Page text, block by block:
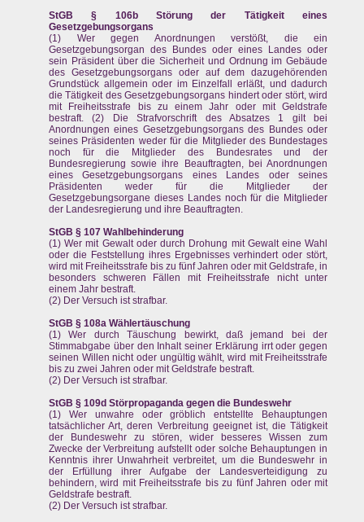
StGB § 106b Störung der Tätigkeit eines
Gesetzgebungsorgans
(1) Wer gegen Anordnungen verstößt, die ein
Gesetzgebungsorgan des Bundes oder eines Landes oder
sein Präsident über die Sicherheit und Ordnung im Gebäude
des Gesetzgebungsorgans oder auf dem dazugehörenden
Grundstück allgemein oder im Einzelfall erläßt, und dadurch
die Tätigkeit des Gesetzgebungsorgans hindert oder stört, wird
mit Freiheitsstrafe bis zu einem Jahr oder mit Geldstrafe
bestraft. (2) Die Strafvorschrift des Absatzes 1 gilt bei
Anordnungen eines Gesetzgebungsorgans des Bundes oder
seines Präsidenten weder für die Mitglieder des Bundestages
noch für die Mitglieder des Bundesrates und der
Bundesregierung sowie ihre Beauftragten, bei Anordnungen
eines Gesetzgebungsorgans eines Landes oder seines
Präsidenten weder für die Mitglieder der
Gesetzgebungsorgane dieses Landes noch für die Mitglieder
der Landesregierung und ihre Beauftragten.
StGB § 107 Wahlbehinderung
(1) Wer mit Gewalt oder durch Drohung mit Gewalt eine Wahl
oder die Feststellung ihres Ergebnisses verhindert oder stört,
wird mit Freiheitsstrafe bis zu fünf Jahren oder mit Geldstrafe, in
besonders schweren Fällen mit Freiheitsstrafe nicht unter
einem Jahr bestraft.
(2) Der Versuch ist strafbar.
StGB § 108a Wählertäuschung
(1) Wer durch Täuschung bewirkt, daß jemand bei der
Stimmabgabe über den Inhalt seiner Erklärung irrt oder gegen
seinen Willen nicht oder ungültig wählt, wird mit Freiheitsstrafe
bis zu zwei Jahren oder mit Geldstrafe bestraft.
(2) Der Versuch ist strafbar.
StGB § 109d Störpropaganda gegen die Bundeswehr
(1) Wer unwahre oder gröblich entstellte Behauptungen
tatsächlicher Art, deren Verbreitung geeignet ist, die Tätigkeit
der Bundeswehr zu stören, wider besseres Wissen zum
Zwecke der Verbreitung aufstellt oder solche Behauptungen in
Kenntnis ihrer Unwahrheit verbreitet, um die Bundeswehr in
der Erfüllung ihrer Aufgabe der Landesverteidigung zu
behindern, wird mit Freiheitsstrafe bis zu fünf Jahren oder mit
Geldstrafe bestraft.
(2) Der Versuch ist strafbar.